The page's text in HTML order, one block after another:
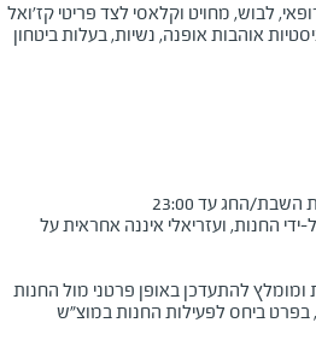
לבוש, מחויט וקלאסי לצד פריטי קז'ואל
אוהבות אופנה, נשיות, בעלות ביטחון
החג עד 23:00
החנות, ועזריאלי איננה אחראית על
להתעדכן באופן פרטני מול החנות
בפרט ביחס לפעילות החנות במוצ"ש